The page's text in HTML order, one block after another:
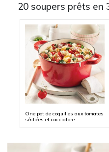
20 soupers prêts en
One pot de coquilles aux tomates
séchées et cacciatore